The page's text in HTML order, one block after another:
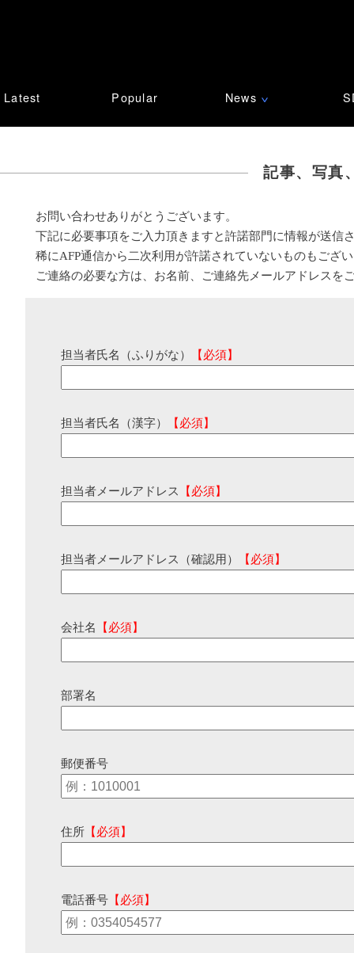
Latest Popular News ∨
記事、写真
お問い合わせありがとうございます。
下記に必要事項をご入力頂きますと許諾部門に情報が送信
稀にAFP通信から二次利用が許諾されていないものもござ
ご連絡の必要な方は、お名前、ご連絡先メールアドレスを
担当者氏名（ふりがな） 【必須】
担当者氏名（漢字） 【必須】
担当者メールアドレス 【必須】
担当者メールアドレス（確認用） 【必須】
会社名 【必須】
部署名
郵便番号
住所 【必須】
電話番号 【必須】